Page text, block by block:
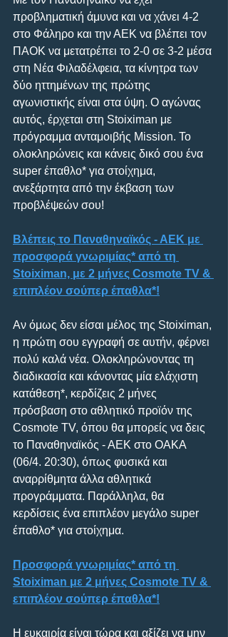
προβληματική άμυνα και να χάνει 4-2
στο Φάληρο και την ΑΕΚ να βλέπει τον
ΠΑΟΚ να μετατρέπει το 2-0 σε 3-2 μέσα
στη Νέα Φιλαδέλφεια, τα κίνητρα των
δύο ηττημένων της πρώτης
αγωνιστικής είναι στα ύψη. Ο αγώνας
αυτός, έρχεται στη Stoiximan με
πρόγραμμα ανταμοιβής Mission. Το
ολοκληρώνεις και κάνεις δικό σου ένα
super έπαθλο* για στοίχημα,
ανεξάρτητα από την έκβαση των
προβλέψεών σου!
Βλέπεις το Παναθηναϊκός - ΑΕΚ με
προσφορά γνωριμίας* από τη
Stoiximan, με 2 μήνες Cosmote TV &
επιπλέον σούπερ έπαθλα*!
Αν όμως δεν είσαι μέλος της Stoiximan,
η πρώτη σου εγγραφή σε αυτήν, φέρνει
πολύ καλά νέα. Ολοκληρώνοντας τη
διαδικασία και κάνοντας μία ελάχιστη
κατάθεση*, κερδίζεις 2 μήνες
πρόσβαση στο αθλητικό προϊόν της
Cosmote TV, όπου θα μπορείς να δεις
το Παναθηναϊκός - ΑΕΚ στο ΟΑΚΑ
(06/4. 20:30), όπως φυσικά και
αναρρίθμητα άλλα αθλητικά
προγράμματα. Παράλληλα, θα
κερδίσεις ένα επιπλέον μεγάλο super
έπαθλο* για στοίχημα.
Προσφορά γνωριμίας* από τη
Stoiximan με 2 μήνες Cosmote TV &
επιπλέον σούπερ έπαθλα*!
Η ευκαιρία είναι τώρα και αξίζει να μην